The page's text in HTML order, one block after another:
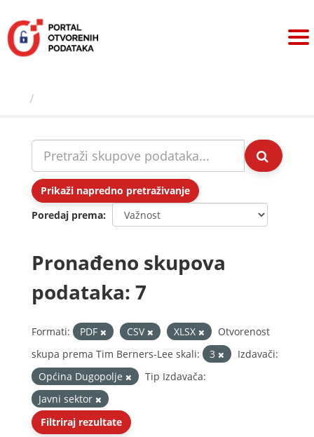
sadržaj
Prikaži napredno pretraživanje
Poredaj prema
Pronađeno skupova
podataka: 7
Formati: PDF CSV XLSX
Otvorenost
skupa prema Tim Berners-Lee skali:
3
Izdavači:
Općina Dugopolje
Tip Izdavača:
Javni sektor
Filtriraj rezultate